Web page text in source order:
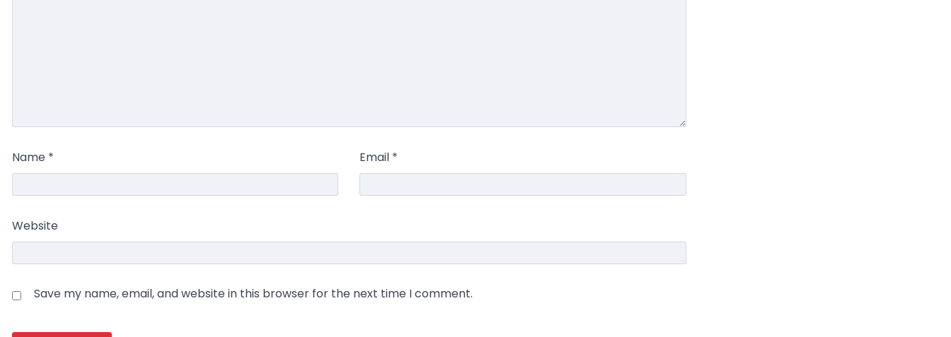
Name * Email *
Website
Save my name, email, and website in this browser for the next time I comment.